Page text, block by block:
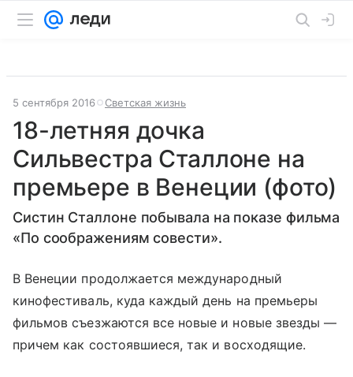
5 сентября 2016 Светская жизнь
18-летняя дочка
Сильвестра Сталлоне на
премьере в Венеции (фото)
Систин Сталлоне побывала на показе фильма
«По соображениям совести».
В Венеции продолжается международный
кинофестиваль, куда каждый день на премьеры
фильмов съезжаются все новые и новые звезды —
причем как состоявшиеся, так и восходящие.